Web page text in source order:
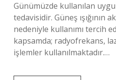
Günümüzde kullanılan
tedavisidir. Güneş ışığının
nedeniyle kullanımı tercih
kapsamda; radyofrekans,
işlemler kullanılmaktadır.…